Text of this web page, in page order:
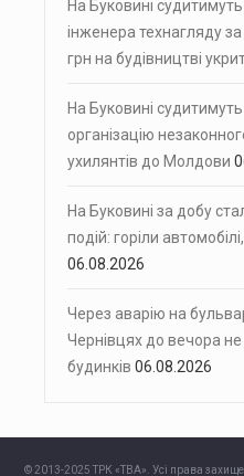
На Буковині
інженера технагляду
грн на будівництві
На Буковині
організацію
ухилянтів до Молдови
На Буковині за добу
подій: горіли
06.08.2026
Через аварію на
Чернівцях до вечора
будинків 06.08.2026
© 2013-2025 ТРК «ТВА». Усі права